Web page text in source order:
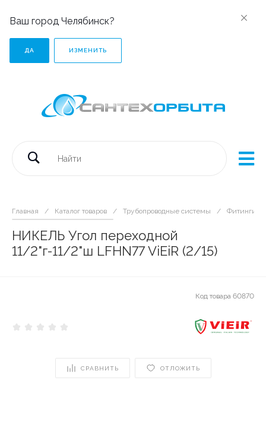
Ваш город Челябинск?
ДА ИЗМЕНИТЬ
Главная / Каталог товаров / Трубопроводные системы / Фитинги
НИКЕЛЬ Угол переходной
11/2"г-11/2"ш LFHN77 ViEiR (2/15)
Код товара 60870
СРАВНИТЬ ОТЛОЖИТЬ